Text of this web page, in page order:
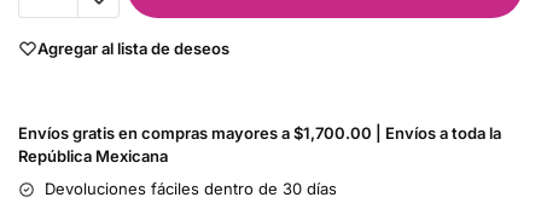
Agregar al lista de deseos
Envíos gratis en compras mayores a $1,700.00 | Envíos a toda la
República Mexicana
Devoluciones fáciles dentro de 30 días